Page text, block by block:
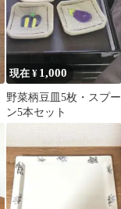
現在 ¥ 1,000
野菜柄豆皿5枚・スプー
ン5本セット